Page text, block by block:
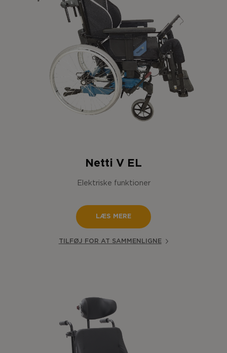
Netti V EL
Elektriske funktioner
LÆS MERE
TILFØJ FOR AT SAMMENLIGNE